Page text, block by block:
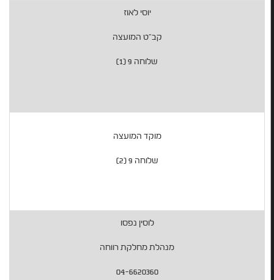
יוסי לאוז
קב"ט המועצה
שלוחה 9 (1)
מוקד המועצה
שלוחה 9 (2)
לוסין נפסו
מנהלת מחלקת רווחה
04-6620360